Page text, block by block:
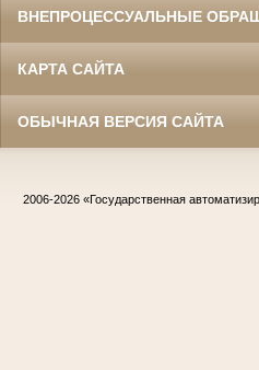
ВНЕПРОЦЕССУАЛЬНЫЕ
КАРТА САЙТА
ОБЫЧНАЯ ВЕРСИЯ САЙТА
2006-2026 «Государственная